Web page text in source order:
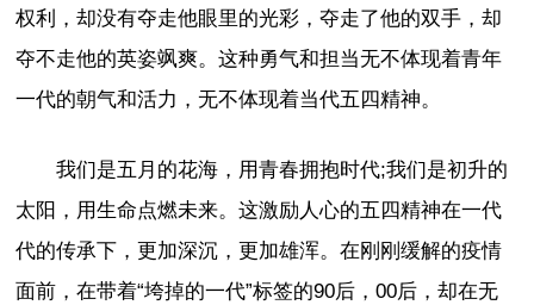
权利，却没有夺走他眼里的光彩，夺走了他的双手，却
夺不走他的英姿飒爽。这种勇气和担当无不体现着青年
一代的朝气和活力，无不体现着当代五四精神。
我们是五月的花海，用青春拥抱时代;我们是初升的
太阳，用生命点燃未来。这激励人心的五四精神在一代
代的传承下，更加深沉，更加雄浑。在刚刚缓解的疫情
面前，在带着“垮掉的一代”标签的90后，00后，却在无